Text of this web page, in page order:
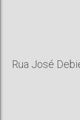
Rua José